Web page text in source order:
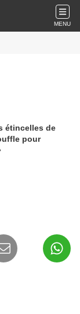
MENU
étincelles de
pour